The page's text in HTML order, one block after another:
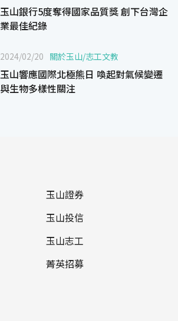
玉山銀行5度奪得國家品質獎 創下台灣企
業最佳紀錄
2024/02/20 關於玉山/志工文教
玉山響應國際北極熊日 喚起對氣候變遷
與生物多樣性關注
玉山證券
玉山投信
玉山志工
菁英招募